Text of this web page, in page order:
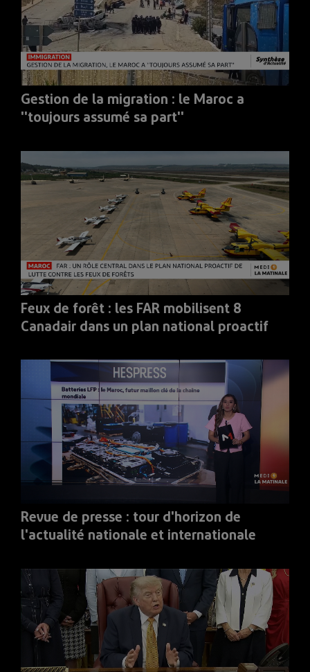
Gestion de la migration : le Maroc a
''toujours assumé sa part''
Feux de forêt : les FAR mobilisent 8
Canadair dans un plan national proactif
Revue de presse : tour d'horizon de
l'actualité nationale et internationale